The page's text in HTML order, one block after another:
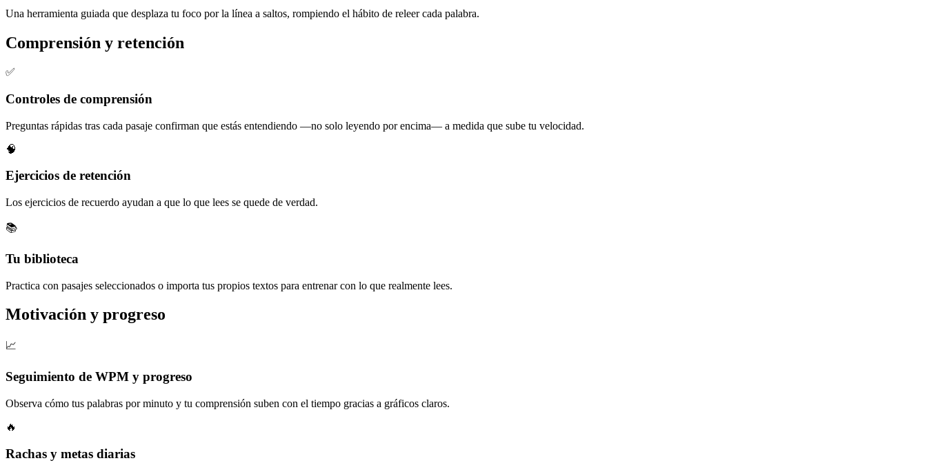
Una herramienta guiada que desplaza tu foco por la línea a saltos, rompiendo el hábito de releer cada palabra.
Comprensión y retención
✅
Controles de comprensión
Preguntas rápidas tras cada pasaje confirman que estás entendiendo —no solo leyendo por encima— a medida que sube tu velocidad.
🧠
Ejercicios de retención
Los ejercicios de recuerdo ayudan a que lo que lees se quede de verdad.
📚
Tu biblioteca
Practica con pasajes seleccionados o importa tus propios textos para entrenar con lo que realmente lees.
Motivación y progreso
📈
Seguimiento de WPM y progreso
Observa cómo tus palabras por minuto y tu comprensión suben con el tiempo gracias a gráficos claros.
🔥
Rachas y metas diarias